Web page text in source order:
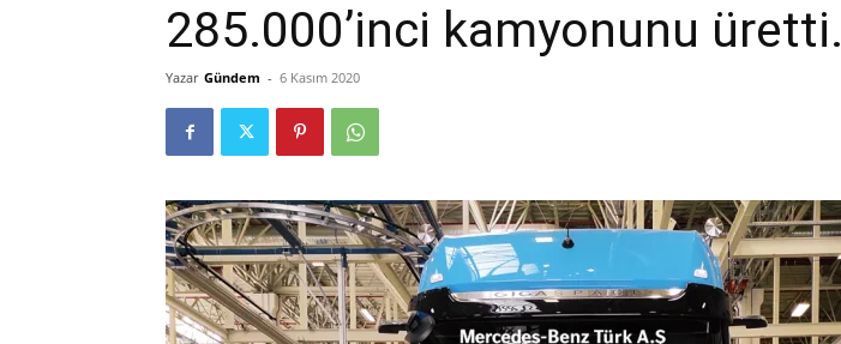
285.000’inci kamyonunu üretti.
Yazar Gündem - 6 Kasım 2020